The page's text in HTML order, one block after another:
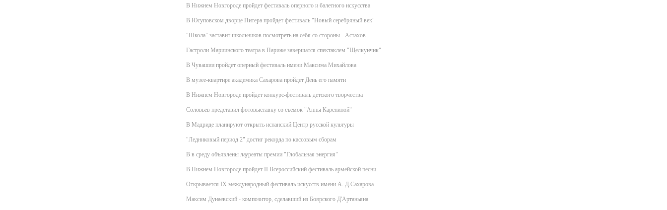
В Нижнем Новгороде пройдет фестиваль оперного и балетного искусства
В Юсуповском дворце Питера пройдет фестиваль "Новый серебряный век"
"Школа" заставит школьников посмотреть на себя со стороны - Астахов
Гастроли Мариинского театра в Париже завершатся спектаклем "Щелкунчик"
В Чувашии пройдет оперный фестиваль имени Максима Михайлова
В музее-квартире академика Сахарова пройдет День его памяти
В Нижнем Новгороде пройдет конкурс-фестиваль детского творчества
Соловьев представил фотовыставку со съемок "Анны Карениной"
В Мадриде планируют открыть испанский Центр русской культуры
"Ледниковый период 2" достиг рекорда по кассовым сборам
В в среду объявлены лауреаты премии "Глобальная энергия"
В Нижнем Новгороде пройдет II Всероссийский фестиваль армейской песни
Открывается IX международный фестиваль искусств имени А. Д.Сахарова
Максим Дунаевский - композитор, сделавший из Боярского Д'Артаньяна